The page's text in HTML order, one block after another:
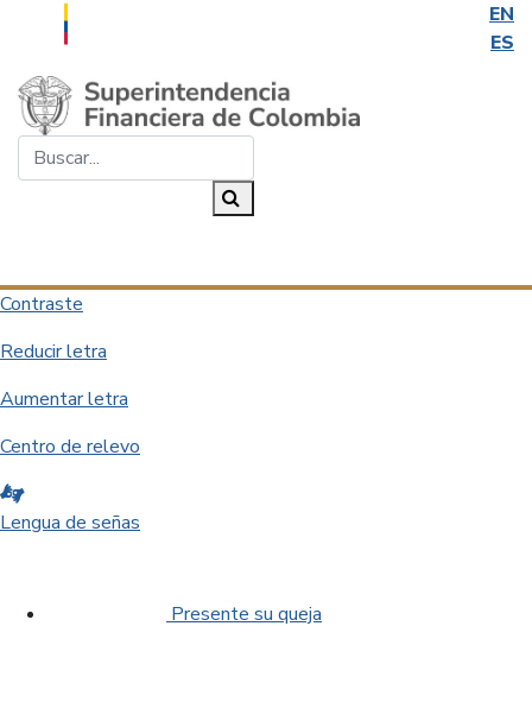
EN
ES
Saltar al contenido principal
Contraste
Reducir letra
Aumentar letra
Centro de relevo
Lengua de señas
Presente su queja